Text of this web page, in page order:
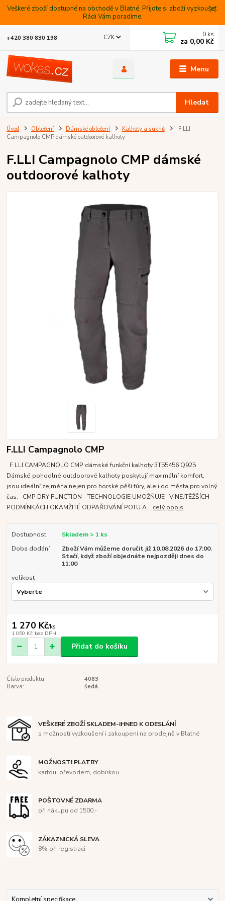
Veškeré zboží dostupné na obchodě v Blatné. Přijdte si zboží vyzkoušet.
Rádi Vám poradíme.
Menu
CZK
Hledat
+420 380 830 198 0 ks
za 0,00 Kč
Úvod Oblečení Dámské oblečení Kalhoty a sukně
F.LLI
Campagnolo CMP dámské outdoorové kalhoty
F.LLI Campagnolo CMP dámské
outdoorové kalhoty
F.LLI Campagnolo CMP
F.LLI CAMPAGNOLO CMP dámské funkční kalhoty 3T55456 Q925
Dámské pohodlné outdoorové kalhoty poskytují maximální komfort,
jsou ideální zejména nejen pro horské pěší túry, ale i do města pro volný
čas. CMP DRY FUNCTION - TECHNOLOGIE UMOŽŇUJE I V NEJTĚŽŠÍCH
PODMÍNKÁCH OKAMŽITÉ ODPAŘOVÁNÍ POTU A... celý popis
Dostupnost
Skladem > 1 ks
Doba dodání
Zboží Vám můžeme doručit již 10.08.2026 do 17:00.
Stačí, když zboží objednáte nejpozději dnes do
11:00
velikost
1 270 Kč/ks
1 050 Kč bez DPH
Přidat do košíku
Číslo produktu:
4083
Barva:
šedá
VEŠKERÉ ZBOŽÍ SKLADEM-IHNED K ODESLÁNÍ
s možností vyzkoušení i zakoupení na prodejně v Blatné
MOŽNOSTI PLATBY
kartou, převodem, dobírkou
POŠTOVNÉ ZDARMA
při nákupu od 1500,-
ZÁKAZNICKÁ SLEVA
8% při registraci